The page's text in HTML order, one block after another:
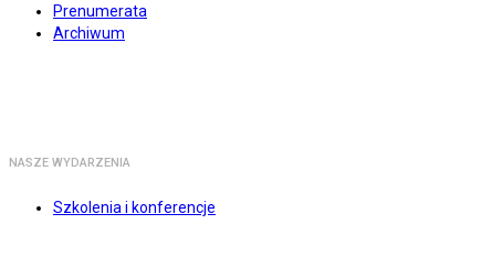
Prenumerata
Archiwum
NASZE WYDARZENIA
Szkolenia i konferencje